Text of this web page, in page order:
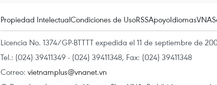
Propiedad IntelectualCondiciones de UsoRSSApoyoIdiomasVNA
Licencia No. 1374/GP-BTTTT expedida el 11 de septiembre de
Tel.: (024) 39411349 - (024) 39411348, Fax: (024) 39411348
Correo: vietnamplus@vnanet.vn